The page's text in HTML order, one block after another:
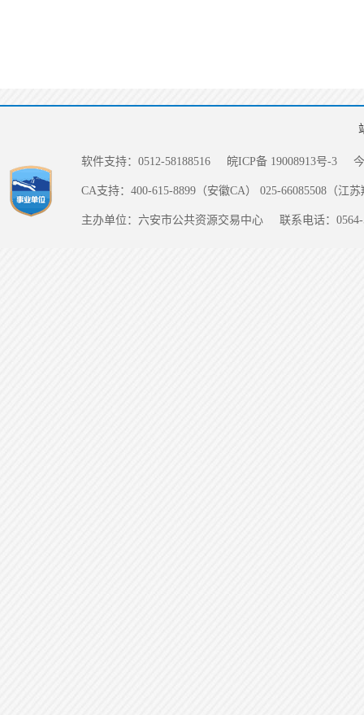
软件支持：0512-58188516 皖ICP备 19008913号-3
CA支持：400-615-8899（安徽CA） 025-66085508（江
主办单位：六安市公共资源交易中心 联系电话：0564-